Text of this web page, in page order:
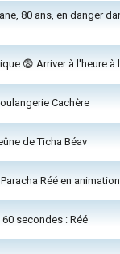
80 ans, en danger
😨 Arriver à l'heure à
Cachère
de Ticha Béav
Réé en
60 secondes : Réé